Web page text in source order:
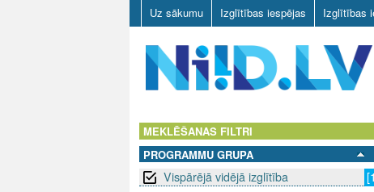
Uz sākumu Izglītības iespējas Izglītības
MEKLĒŠANAS FILTRI
PROGRAMMU GRUPA
Vispārējā vidējā izglītība